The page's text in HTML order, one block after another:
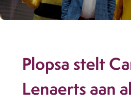
Plopsa stelt
Lenaerts aan